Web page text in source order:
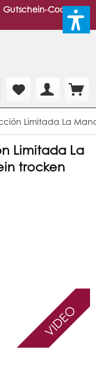
Gutschein-Code:
Limitada La
Limitada La
trocken
VIDEO